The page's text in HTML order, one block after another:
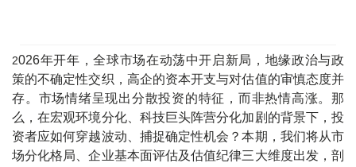
2026年开年，全球市场在动荡中开启新局，地缘政治与政
策的不确定性交织，高企的资本开支与对估值的审慎态度并
存。市场情绪呈现出分散投资的特征，而非热情高涨。那
么，在宏观环境分化、科技巨头阵营分化加剧的背景下，投
资者应如何穿越波动、捕捉确定性机会？本期，我们将从市
场分化格局、企业基本面评估及估值纪律三大维度出发，剖